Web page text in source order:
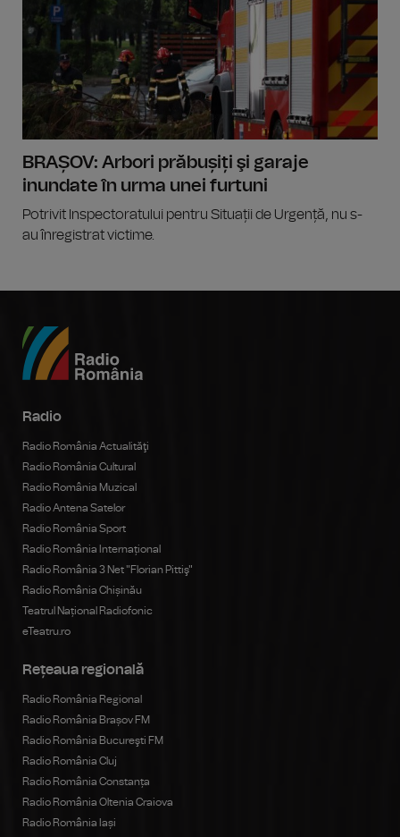
BRAȘOV: Arbori prăbușiți şi garaje
inundate în urma unei furtuni
Potrivit Inspectoratului pentru Situații de Urgență, nu s-
au înregistrat victime.
Radio
Radio România Actualităţi
Radio România Cultural
Radio România Muzical
Radio Antena Satelor
Radio România Sport
Radio România Internațional
Radio România 3 Net "Florian Pittiş"
Radio România Chișinău
Teatrul Național Radiofonic
eTeatru.ro
Rețeaua regională
Radio România Regional
Radio România Brașov FM
Radio România Bucureşti FM
Radio România Cluj
Radio România Constanța
Radio România Oltenia Craiova
Radio România Iași